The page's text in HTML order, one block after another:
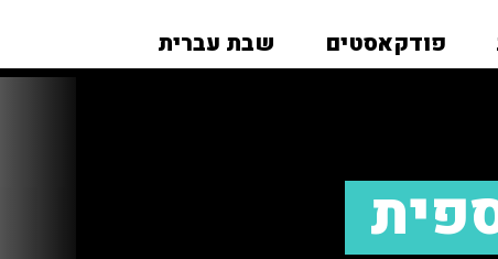
פודקאסטים שבת עברית